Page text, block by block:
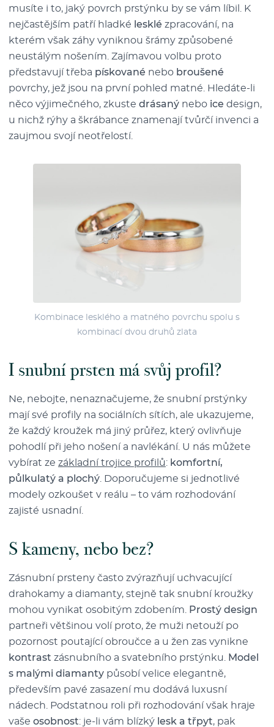
musíte i to, jaký povrch prstýnku by se vám líbil. K
nejčastějším patří hladké lesklé zpracování, na
kterém však záhy vyniknou šrámy způsobené
neustálým nošením. Zajímavou volbu proto
představují třeba pískované nebo broušené
povrchy, jež jsou na první pohled matné. Hledáte-li
něco výjimečného, zkuste drásaný nebo ice design,
u nichž rýhy a škrábance znamenají tvůrčí invenci a
zaujmou svojí neotřelostí.
Kombinace lesklého a matného povrchu spolu s
kombinací dvou druhů zlata
I snubní prsten má svůj profil?
Ne, nebojte, nenaznačujeme, že snubní prstýnky
mají své profily na sociálních sítích, ale ukazujeme,
že každý kroužek má jiný průřez, který ovlivňuje
pohodlí při jeho nošení a navlékání. U nás můžete
vybírat ze základní trojice profilů: komfortní,
půlkulatý a plochý . Doporučujeme si jednotlivé
modely ozkoušet v reálu – to vám rozhodování
zajisté usnadní.
S kameny, nebo bez?
Zásnubní prsteny často zvýrazňují uchvacující
drahokamy a diamanty, stejně tak snubní kroužky
mohou vynikat osobitým zdobením.
Prostý design
partneři většinou volí proto, že muži netouží po
pozornost poutající obroučce a u žen zas vynikne
kontrast zásnubního a svatebního prstýnku.
Model
s malými diamanty působí velice elegantně,
především pavé zasazení mu dodává luxusní
nádech. Podstatnou roli při rozhodování však hraje
vaše osobnost: je-li vám blízký lesk a třpyt, pak